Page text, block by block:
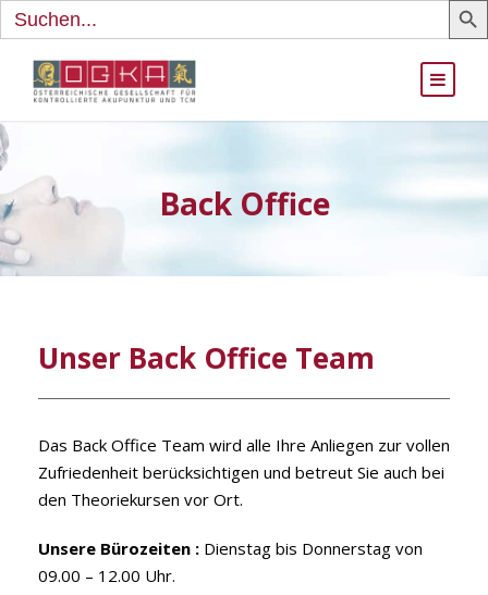
Search
for:
Back Office
Unser Back Office Team
Das Back Office Team wird alle Ihre Anliegen zur vollen
Zufriedenheit berücksichtigen und betreut Sie auch bei
den Theoriekursen vor Ort.
Unsere Bürozeiten : Dienstag bis Donnerstag von
09.00 – 12.00 Uhr.